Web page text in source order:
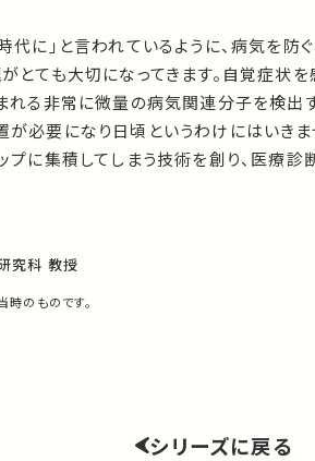
代に」と言われているように、病気を防
とても大切になってきます。自覚症状
れる非常に微量の病気関連分子を検出
必要になり日頃というわけにはいきま
プに集積してしまう技術を創り、医療診
究科 教授
のものです。
シリーズに戻る